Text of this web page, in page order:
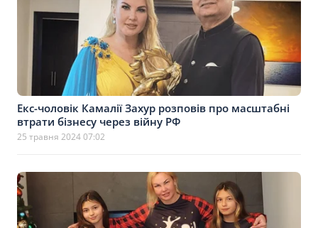
Екс-чоловік Камалії Захур розповів про масштабні
втрати бізнесу через війну РФ
25 травня 2024 07:02